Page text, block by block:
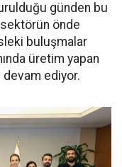
günden bu
önde
buluşmalar
üretim yapan
ediyor.